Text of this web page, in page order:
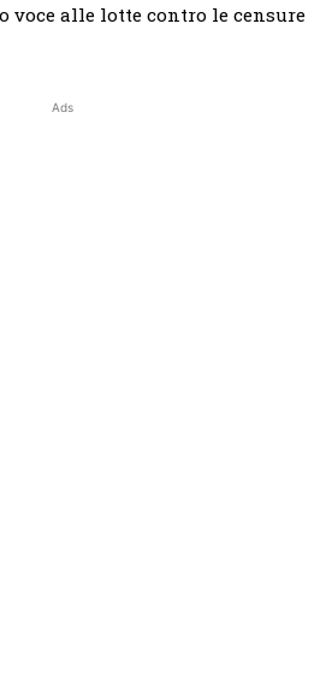
voce alle lotte contro le censure
Ads